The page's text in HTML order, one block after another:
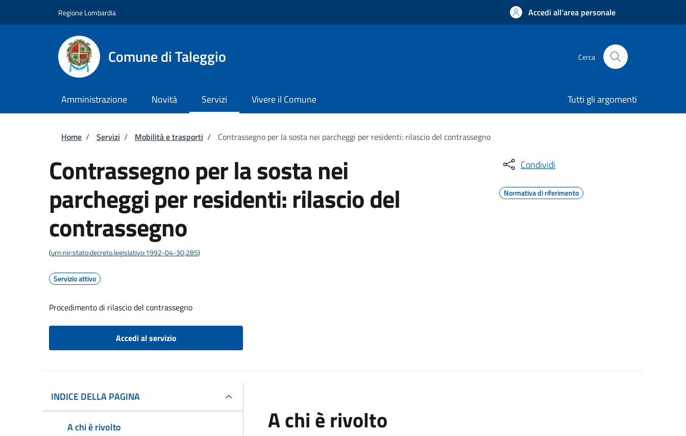
Regione Lombardia Accedi all'area personale
Comune di Taleggio Cerca
Amministrazione Novità Servizi Vivere il Comune Tutti gli argomenti
Briciole di pane
Home / Servizi / Mobilità e trasporti / Contrassegno per la sosta nei parcheggi per residenti: rilascio del contrassegno
Contrassegno per la sosta nei
parcheggi per residenti: rilascio del
contrassegno
(urn:nir:stato:decreto.legislativo:1992-04-30;285)
Servizio attivo
Procedimento di rilascio del contrassegno
Accedi al servizio
Condividi
Normativa di riferimento
INDICE DELLA PAGINA
A chi è rivolto
A chi è rivolto